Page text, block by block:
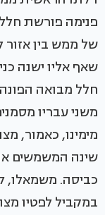
פנימה פורשת
של ממש בין אזור
שאף אליו ישנה
חלל מבואה
משני עבריו
מימינו, כאמור,
שינה המשמשים
כביסה. משמאלו,
במקביל לפטיו